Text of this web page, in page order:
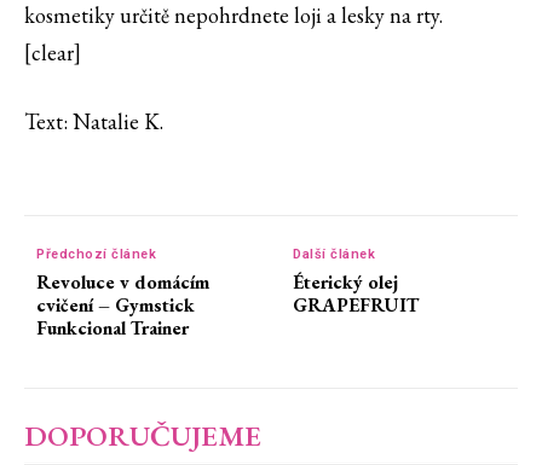
kosmetiky určitě nepohrdnete loji a lesky na rty.
[clear]
Text: Natalie K.
Předchozí článek
Revoluce v domácím
cvičení – Gymstick
Funkcional Trainer
Další článek
Éterický olej
GRAPEFRUIT
DOPORUČUJEME